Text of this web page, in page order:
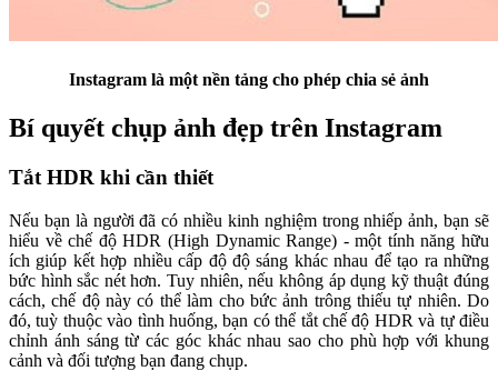
Instagram là một nền tảng cho phép chia sẻ ảnh
Bí quyết chụp ảnh đẹp trên Instagram
Tắt HDR khi cần thiết
Nếu bạn là người đã có nhiều kinh nghiệm trong nhiếp ảnh, bạn sẽ
hiểu về chế độ HDR (High Dynamic Range) - một tính năng hữu
ích giúp kết hợp nhiều cấp độ độ sáng khác nhau để tạo ra những
bức hình sắc nét hơn. Tuy nhiên, nếu không áp dụng kỹ thuật đúng
cách, chế độ này có thể làm cho bức ảnh trông thiếu tự nhiên. Do
đó, tuỳ thuộc vào tình huống, bạn có thể tắt chế độ HDR và tự điều
chỉnh ánh sáng từ các góc khác nhau sao cho phù hợp với khung
cảnh và đối tượng bạn đang chụp.